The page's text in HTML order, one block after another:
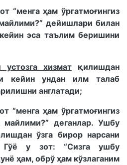
“менга ҳам ўргатмоғингиз
дейишлари билан
эса таълим беришини
устозга хизматқилишдан
кейин ундан илм талаб
англатади;
“менга ҳам ўргатмоғингиз
майлими?” деганлар. Ушбу
ўзга бирор нарсани
Гўё у зот: “Сизга ушбу
ҳам, обрў ҳам кўзлаганим